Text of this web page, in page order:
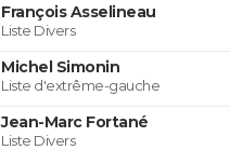
François Asselineau
Liste Divers
Michel Simonin
Liste d'extrême-gauche
Jean-Marc Fortané
Liste Divers